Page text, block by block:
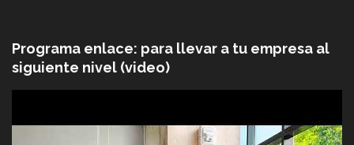
Programa enlace: para llevar a tu empresa al
siguiente nivel (video)